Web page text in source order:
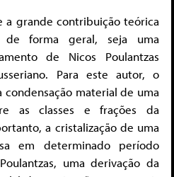
a grande contribuição teórica
forma geral, seja uma
de Nicos Poulantzas
Para este autor, o
material de uma
as classes e frações da
a cristalização de uma
em determinado período
uma derivação da